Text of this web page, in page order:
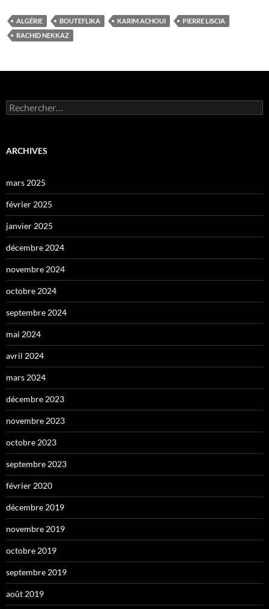
ALGÉRIE BOUTEFLIKA KARIM ACHOUI
PIERRE LISCIA
RACHID NEKKAZ
Rechercher :
ARCHIVES
mars 2025
février 2025
janvier 2025
décembre 2024
novembre 2024
octobre 2024
septembre 2024
mai 2024
avril 2024
mars 2024
décembre 2023
novembre 2023
octobre 2023
septembre 2023
février 2020
décembre 2019
novembre 2019
octobre 2019
septembre 2019
août 2019